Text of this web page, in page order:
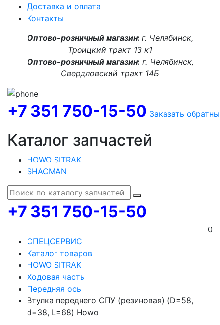
Доставка и оплата
Контакты
Оптово-розничный магазин: г. Челябинск,
Троицкий тракт 13 к1
Оптово-розничный магазин:г. Челябинск,
Свердловский тракт 14Б
+7 351 750-15-50 Заказать
Каталог запчастей
HOWO SITRAK
SHACMAN
+7 351 750-15-50
0
СПЕЦСЕРВИС
Каталог товаров
HOWO SITRAK
Ходовая часть
Передняя ось
Втулка переднего СПУ (резиновая) (D=58,
d=38, L=68) Howo